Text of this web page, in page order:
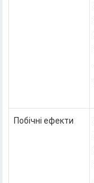
Побічні ефекти